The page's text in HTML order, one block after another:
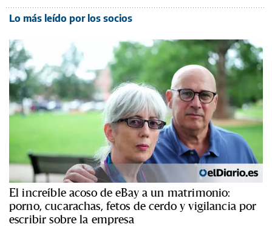
Lo más leído por los socios
El increíble acoso de eBay a un matrimonio:
porno, cucarachas, fetos de cerdo y vigilancia por
escribir sobre la empresa